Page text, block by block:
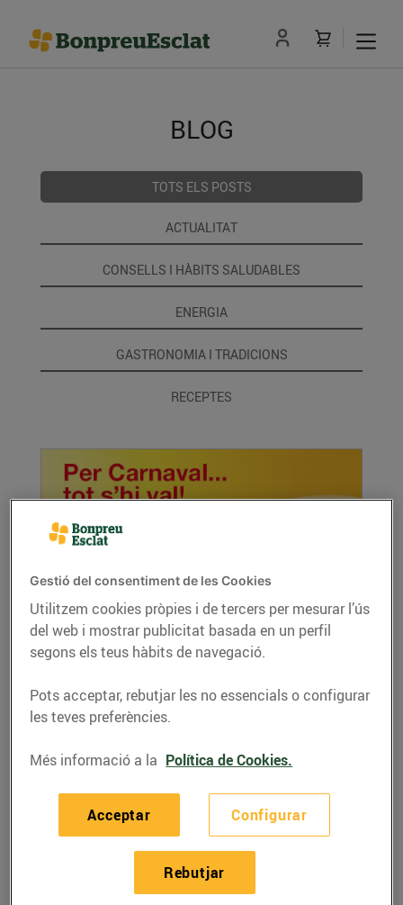
BLOG
TOTS ELS POSTS
ACTUALITAT
CONSELLS I HÀBITS SALUDABLES
ENERGIA
GASTRONOMIA I TRADICIONS
RECEPTES
La disbauxa abans de Quaresma
02/de febrer/2016
Com celebraràs el Carnestoltes? Nosaltres et
fem algunes propostes arreu del territori.
Gestió del consentiment de les Cookies
Utilitzem cookies pròpies i de tercers per mesurar l’ús
del web i mostrar publicitat basada en un perfil
segons els teus hàbits de navegació.
Pots acceptar, rebutjar les no essencials o configurar
les teves preferències.
Més informació a la Política de Cookies.
Configurar
Rebutjar
Acceptar